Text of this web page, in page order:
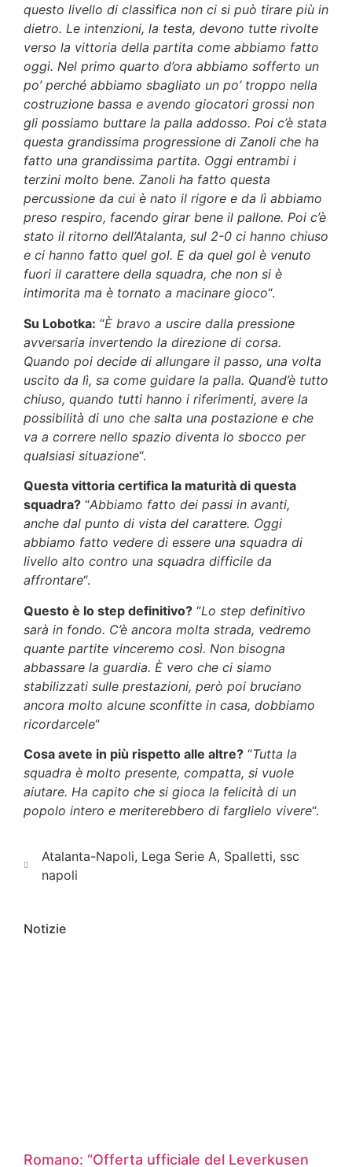
questo livello di classifica non ci si può tirare più in
dietro. Le intenzioni, la testa, devono tutte rivolte
verso la vittoria della partita come abbiamo fatto
oggi. Nel primo quarto d’ora abbiamo sofferto un
po’ perché abbiamo sbagliato un po’ troppo nella
costruzione bassa e avendo giocatori grossi non
gli possiamo buttare la palla addosso. Poi c’è stata
questa grandissima progressione di Zanoli che ha
fatto una grandissima partita. Oggi entrambi i
terzini molto bene. Zanoli ha fatto questa
percussione da cui è nato il rigore e da lì abbiamo
preso respiro, facendo girar bene il pallone. Poi c’è
stato il ritorno dell’Atalanta, sul 2-0 ci hanno chiuso
e ci hanno fatto quel gol. E da quel gol è venuto
fuori il carattere della squadra, che non si è
intimorita ma è tornato a macinare gioco“.
Su Lobotka: “È bravo a uscire dalla pressione
avversaria invertendo la direzione di corsa.
Quando poi decide di allungare il passo, una volta
uscito da lì, sa come guidare la palla. Quand’è tutto
chiuso, quando tutti hanno i riferimenti, avere la
possibilità di uno che salta una postazione e che
va a correre nello spazio diventa lo sbocco per
qualsiasi situazione“.
Questa vittoria certifica la maturità di questa
squadra? “Abbiamo fatto dei passi in avanti,
anche dal punto di vista del carattere. Oggi
abbiamo fatto vedere di essere una squadra di
livello alto contro una squadra difficile da
affrontare“.
Questo è lo step definitivo? “Lo step definitivo
sarà in fondo. C’è ancora molta strada, vedremo
quante partite vinceremo così. Non bisogna
abbassare la guardia. È vero che ci siamo
stabilizzati sulle prestazioni, però poi bruciano
ancora molto alcune sconfitte in casa, dobbiamo
ricordarcele“
Cosa avete in più rispetto alle altre? “Tutta la
squadra è molto presente, compatta, si vuole
aiutare. Ha capito che si gioca la felicità di un
popolo intero e meriterebbero di farglielo vivere“.
Atalanta-Napoli, Lega Serie A, Spalletti, ssc
napoli
Notizie
Romano: “Offerta ufficiale del Leverkusen